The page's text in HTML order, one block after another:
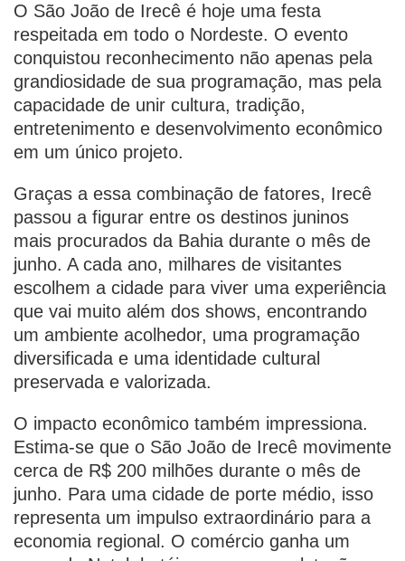
O São João de Irecê é hoje uma festa
respeitada em todo o Nordeste. O evento
conquistou reconhecimento não apenas pela
grandiosidade de sua programação, mas pela
capacidade de unir cultura, tradição,
entretenimento e desenvolvimento econômico
em um único projeto.
Graças a essa combinação de fatores, Irecê
passou a figurar entre os destinos juninos
mais procurados da Bahia durante o mês de
junho. A cada ano, milhares de visitantes
escolhem a cidade para viver uma experiência
que vai muito além dos shows, encontrando
um ambiente acolhedor, uma programação
diversificada e uma identidade cultural
preservada e valorizada.
O impacto econômico também impressiona.
Estima-se que o São João de Irecê movimente
cerca de R$ 200 milhões durante o mês de
junho. Para uma cidade de porte médio, isso
representa um impulso extraordinário para a
economia regional. O comércio ganha um